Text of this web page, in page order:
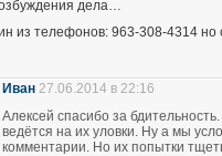
дела…
из телефонов: 963-308-4314 но
Иван 27.06.2014 в 22:16
Алексей спасибо за
ведётся на их уловки. Ну а мы
комментарии. Но их попытки